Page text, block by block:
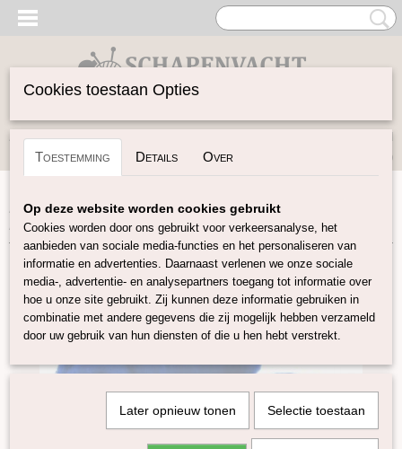
Inloggen Registreren
(0)
Home>Gekaarde Wol>Perendale Gekleurde Kaardvlies
Batt Perendale kaardvlies Blauw
Cookies toestaan Opties
Toestemming Details Over
Op deze website worden cookies gebruikt
Cookies worden door ons gebruikt voor verkeersanalyse, het
aanbieden van sociale media-functies en het personaliseren van
informatie en advertenties. Daarnaast verlenen we onze sociale
media-, advertentie- en analysepartners toegang tot informatie over
hoe u onze site gebruikt. Zij kunnen deze informatie gebruiken in
combinatie met andere gegevens die zij mogelijk hebben verzameld
door uw gebruik van hun diensten of die u hen hebt verstrekt.
Later opnieuw tonen Selectie toestaan